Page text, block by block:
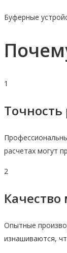
Буферные
1
Точность
расчетах могут
2
Опытные
изнашиваются,